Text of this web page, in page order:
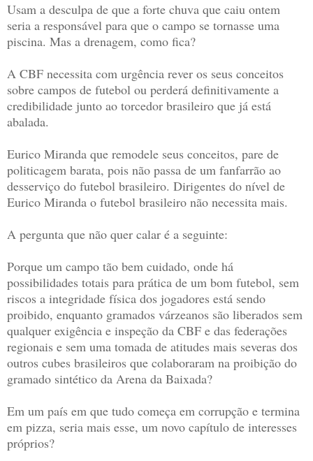
Usam a desculpa de que a forte chuva que caiu ontem
seria a responsável para que o campo se tornasse uma
piscina. Mas a drenagem, como fica?
A CBF necessita com urgência rever os seus conceitos
sobre campos de futebol ou perderá definitivamente a
credibilidade junto ao torcedor brasileiro que já está
abalada.
Eurico Miranda que remodele seus conceitos, pare de
politicagem barata, pois não passa de um fanfarrão ao
desserviço do futebol brasileiro. Dirigentes do nível de
Eurico Miranda o futebol brasileiro não necessita mais.
A pergunta que não quer calar é a seguinte:
Porque um campo tão bem cuidado, onde há
possibilidades totais para prática de um bom futebol, sem
riscos a integridade física dos jogadores está sendo
proibido, enquanto gramados várzeanos são liberados sem
qualquer exigência e inspeção da CBF e das federações
regionais e sem uma tomada de atitudes mais severas dos
outros cubes brasileiros que colaboraram na proibição do
gramado sintético da Arena da Baixada?
Em um país em que tudo começa em corrupção e termina
em pizza, seria mais esse, um novo capítulo de interesses
próprios?